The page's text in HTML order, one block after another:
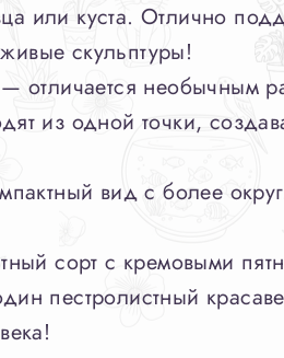
или куста. Отлично
скульптуры!
— отличается необычным
из одной точки,
вид с более
сорт с кремовыми
пестролистный